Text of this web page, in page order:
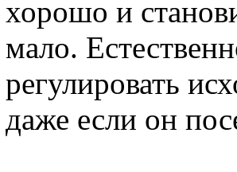
хорошо и
мало.
регулировать
даже если он